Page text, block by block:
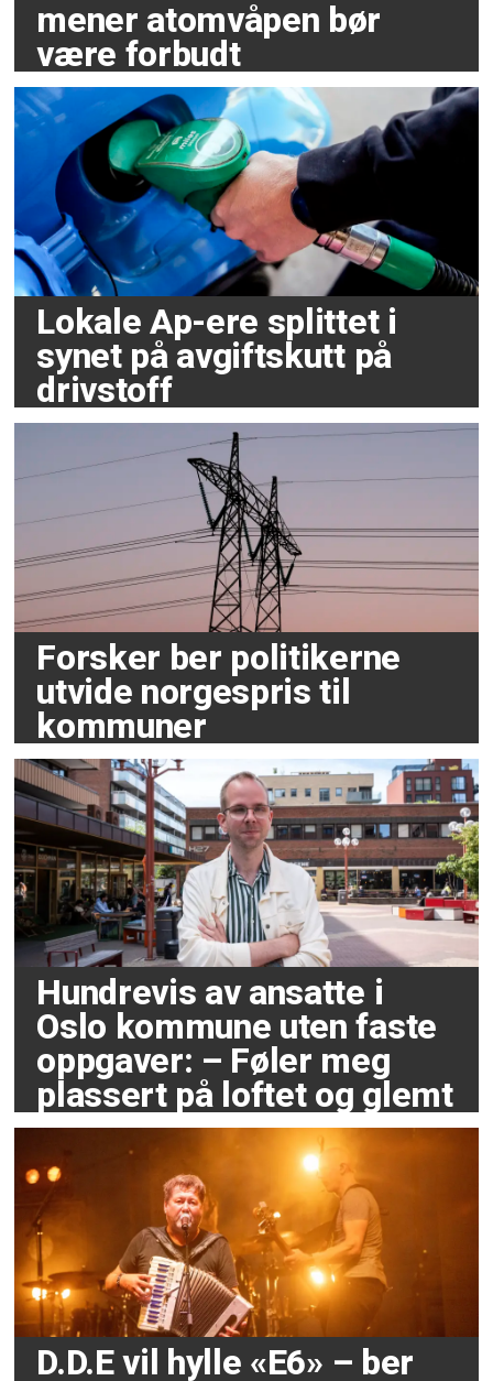
mener atomvåpen bør
være forbudt
Lokale Ap-ere splittet i
synet på avgiftskutt på
drivstoff
Forsker ber politikerne
utvide norgespris til
kommuner
Hundrevis av ansatte i
Oslo kommune uten faste
oppgaver: – Føler meg
plassert på loftet og glemt
D.D.E vil hylle «E6» – ber